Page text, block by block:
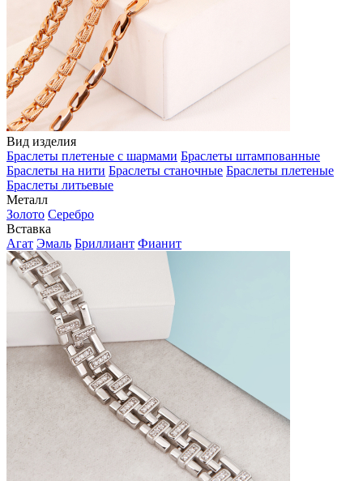
Вид изделия
Браслеты плетеные с шармами Браслеты штампованные
Браслеты на нити Браслеты станочные Браслеты плетеные
Браслеты литьевые
Металл
Золото Серебро
Вставка
Агат Эмаль Бриллиант Фианит